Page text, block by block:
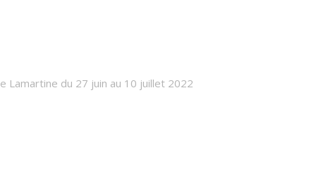
Lamartine du 27 juin au 10 juillet 2022